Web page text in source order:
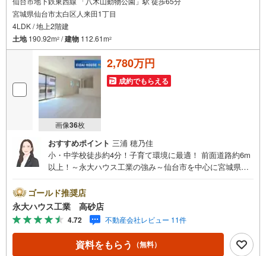
宮城県仙台市太白区人来田1丁目
4LDK / 地上2階建
土地190.92m2 /建物 112.61m2
画像36枚
2,780万円
成約でもらえる
おすすめポイント 三浦 穂乃佳
小・中学校徒歩約4分！子育て環境に最適！ 前面道路約6m
以上！～永大ハウス工業の強み～仙台市を中心に宮城県内
分けてご紹介！1.＜豊富な不動産知識＞戸建・マンショ
ン・土地…と種別を問わず不動産を取り扱っております。
さらに教育施設や商業施設、子育て環境や行政などの地域
情報を総合し、お客様により良い物件選びをしていただけ
るよう、しっかりとサポートさせていただきます。2.＜経
験豊富なスタッフ＞当社では【購入】【売却】【引っ越
ゴールド推奨店
永大ハウス工業 高砂店
4.72 不動産会社レビュー 11件
資料をもらう （無料）